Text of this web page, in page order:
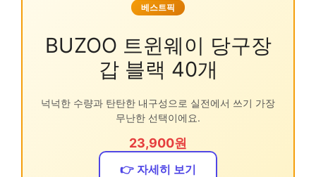
베스트픽
BUZOO 트윈웨이 당구장
갑 블랙 40개
넉넉한 수량과 탄탄한 내구성으로 실전에서 쓰기 가장
무난한 선택이에요.
23,900원
👉 자세히 보기